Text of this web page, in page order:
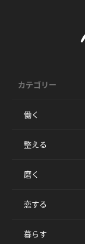
カテゴリー
働く
整える
磨く
恋する
暮らす